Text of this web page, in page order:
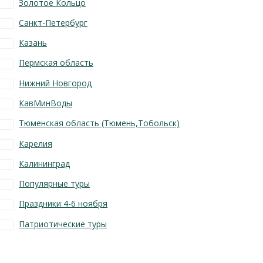
Золотое Кольцо
Санкт-Петербург
Казань
Пермская область
Нижний Новгород
КавМинВоды
Тюменская область (Тюмень,Тобольск)
Карелия
Калининград
Популярные туры
Праздники 4-6 ноября
Патриотические туры